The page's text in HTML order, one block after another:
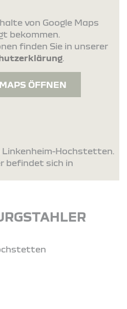
von Google Maps
bekommen.
finden Sie in unserer
.
ÖFFNEN
Hochstetten.
befindet sich in